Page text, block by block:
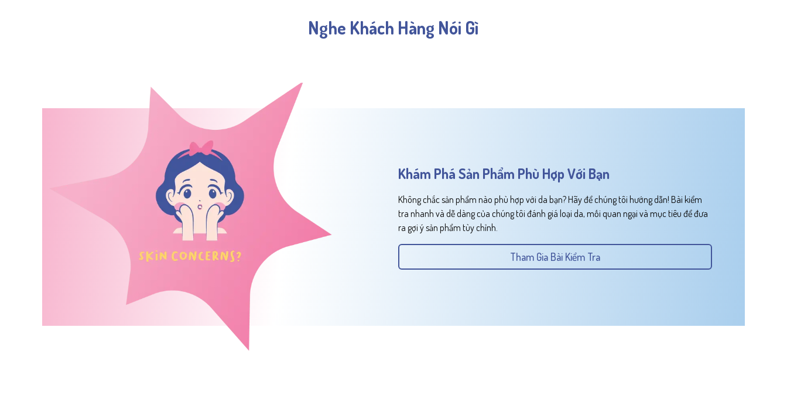
Nghe Khách Hàng Nói Gì
Khám Phá Sản Phẩm Phù Hợp Với Bạn
Không chắc sản phẩm nào phù hợp với da bạn? Hãy để chúng tôi hướng dẫn! Bài kiểm
tra nhanh và dễ dàng của chúng tôi đánh giá loại da, mối quan ngại và mục tiêu để đưa
ra gợi ý sản phẩm tùy chỉnh.
Tham Gia Bài Kiểm Tra